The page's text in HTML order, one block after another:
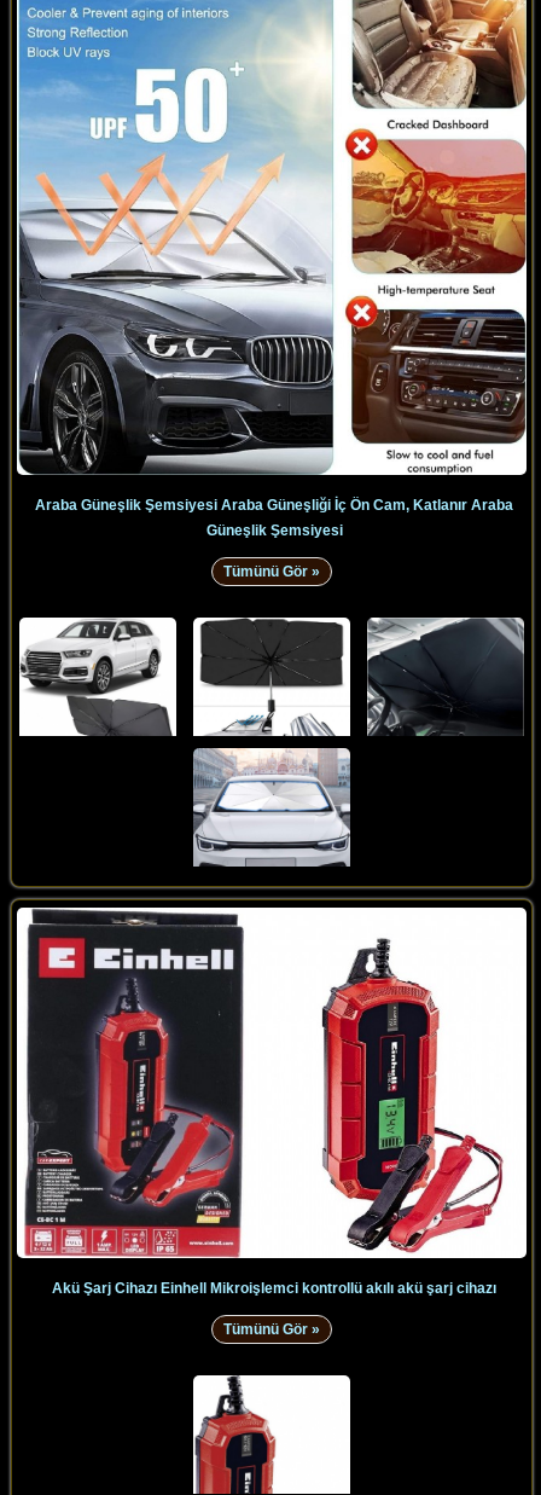
Araba Güneşlik Şemsiyesi Araba Güneşliği İç Ön Cam, Katlanır Araba
Güneşlik Şemsiyesi
Tümünü Gör »
Akü Şarj Cihazı Einhell Mikroişlemci kontrollü akılı akü şarj cihazı
Tümünü Gör »